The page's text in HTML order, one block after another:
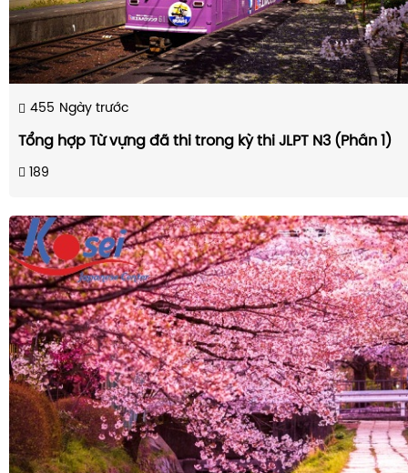
455 Ngày trước
Tổng hợp Từ vựng đã thi trong kỳ thi JLPT N3 (Phần 1)
189